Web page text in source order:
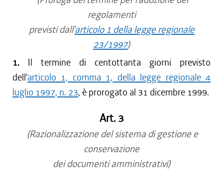
regolamenti
previsti dall'articolo 1 della legge regionale
23/1997)
1. Il termine di centottanta giorni previsto
dell'articolo 1, comma 1, della legge regionale 4
luglio 1997, n. 23, è prorogato al 31 dicembre 1999.
Art. 3
(Razionalizzazione del sistema di gestione e
conservazione
dei documenti amministrativi)